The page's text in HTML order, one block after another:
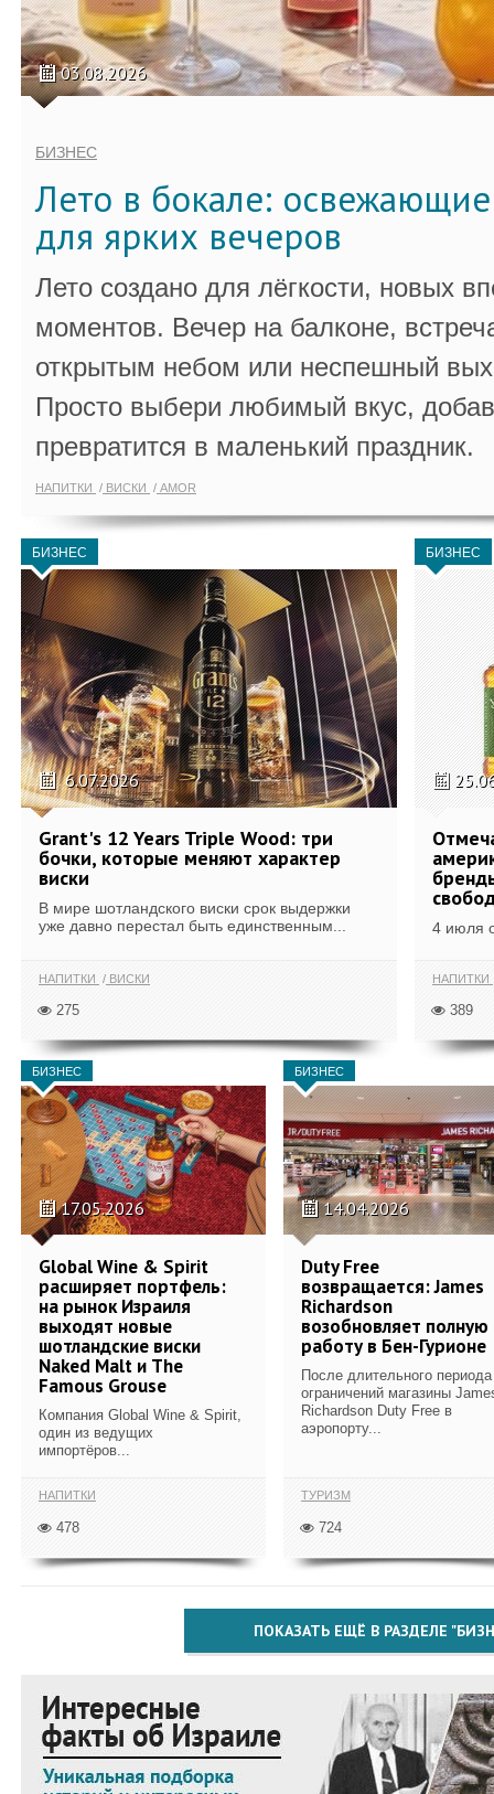
03.08.2026
БИЗНЕС
Лето в бокале:
для ярких вечеров
Лето создано для лёгкости, новых
моментов. Вечер на балконе,
открытым небом или неспешный
Просто выбери любимый вкус,
превратится в маленький праздник.
НАПИТКИ ВИСКИ AMOR
БИЗНЕС
6.07.2026
Grant's 12 Years Triple Wood: три
бочки, которые меняют характер
виски
В мире шотландского виски срок выдержки
уже давно перестал быть единственным...
НАПИТКИ ВИСКИ
275
БИЗНЕС
4 июля
НАПИТКИ
389
БИЗНЕС
17.05.2026
Global Wine & Spirit
расширяет портфель:
на рынок Израиля
выходят новые
шотландские виски
Naked Malt и The
Famous Grouse
Компания Global Wine & Spirit,
один из ведущих
импортёров...
НАПИТКИ
478
БИЗНЕС
14.04.2026
Duty Free
возвращается: James
Richardson
возобновляет полную
работу в Бен-Гурионе
После длительного периода
ограничений магазины
Richardson Duty Free в
аэропорту...
ТУРИЗМ
724
ПОКАЗАТЬ ЕЩЁ В РАЗДЕЛЕ